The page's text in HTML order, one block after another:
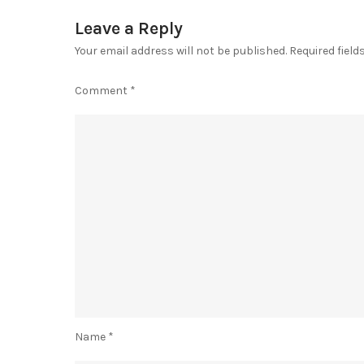
Leave a Reply
Your email address will not be published. Required
Comment *
Name *